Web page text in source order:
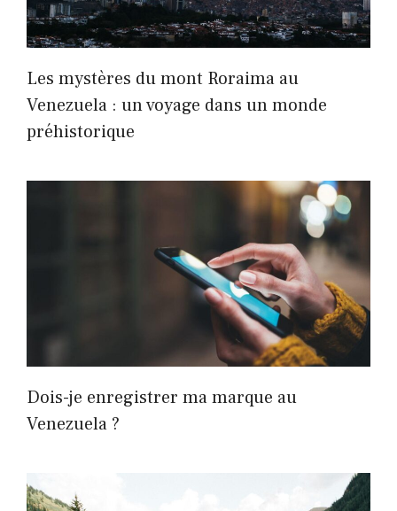
Les mystères du mont Roraima au
Venezuela : un voyage dans un monde
préhistorique
Dois-je enregistrer ma marque au
Venezuela ?